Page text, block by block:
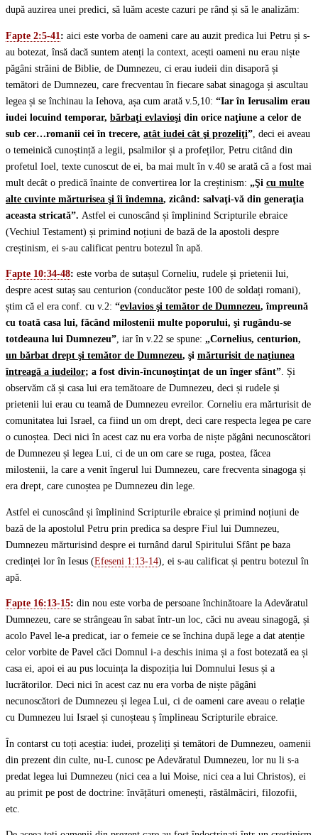
după auzirea unei predici, să luăm aceste cazuri pe rând și să le analizăm:
Fapte 2:5-41 : aici este vorba de oameni care au auzit predica lui Petru și s-
au botezat, însă dacă suntem atenți la context, acești oameni nu erau niște
păgâni străini de Biblie, de Dumnezeu, ci erau iudeii din disaporă și
temători de Dumnezeu, care frecventau în fiecare sabat sinagoga și ascultau
legea și se închinau la Iehova, așa cum arată v.5,10: “Iar în Ierusalim erau
iudei locuind temporar, bărbaţi evlavioşi din orice naţiune a celor de
sub cer…romanii cei în trecere, atât iudei cât şi prozeliţi” , deci ei aveau
o temeinică cunoștință a legii, psalmilor și a profeților, Petru citând din
profetul Ioel, texte cunoscut de ei, ba mai mult în v.40 se arată că a fost mai
mult decât o predică înainte de convertirea lor la creștinism: „Şi cu multe
alte cuvinte mărturisea şi îi îndemna, zicând: salvaţi-vă din generaţia
aceasta stricată”. Astfel ei cunoscând și împlinind Scripturile ebraice
(Vechiul Testament) și primind noțiuni de bază de la apostoli despre
creștinism, ei s-au calificat pentru botezul în apă.
Fapte 10:34-48: este vorba de sutașul Corneliu, rudele și prietenii lui,
despre acest sutaș sau centurion (conducător peste 100 de soldați romani),
știm că el era conf. cu v.2: “evlavios şi temător de Dumnezeu, împreună
cu toată casa lui, făcând milostenii multe poporului, şi rugându-se
totdeauna lui Dumnezeu”, iar în v.22 se spune: „Cornelius, centurion,
un bărbat drept şi temător de Dumnezeu, şi mărturisit de naţiunea
întreagă a iudeilor; a fost divin-încunoştinţat de un înger sfânt”. Și
observăm că și casa lui era temătoare de Dumnezeu, deci și rudele și
prietenii lui erau cu teamă de Dumnezeu evreilor. Corneliu era mărturisit de
comunitatea lui Israel, ca fiind un om drept, deci care respecta legea pe care
o cunoștea. Deci nici în acest caz nu era vorba de niște păgâni necunoscători
de Dumnezeu și legea Lui, ci de un om care se ruga, postea, făcea
milostenii, la care a venit îngerul lui Dumnezeu, care frecventa sinagoga și
era drept, care cunoștea pe Dumnezeu din lege.
Astfel ei cunoscând și împlinind Scripturile ebraice și primind noțiuni de
bază de la apostolul Petru prin predica sa despre Fiul lui Dumnezeu,
Dumnezeu mărturisind despre ei turnând darul Spiritului Sfânt pe baza
credinței lor în Iesus (Efeseni 1:13-14), ei s-au calificat și pentru botezul în
apă.
Fapte 16:13-15: din nou este vorba de persoane închinătoare la Adevăratul
Dumnezeu, care se strângeau în sabat într-un loc, căci nu aveau sinagogă, și
acolo Pavel le-a predicat, iar o femeie ce se închina după lege a dat atenție
celor vorbite de Pavel căci Domnul i-a deschis inima și a fost botezată ea și
casa ei, apoi ei au pus locuința la dispoziția lui Domnului Iesus și a
lucrătorilor. Deci nici în acest caz nu era vorba de niște păgâni
necunoscători de Dumnezeu și legea Lui, ci de oameni care aveau o relație
cu Dumnezeu lui Israel și cunoșteau ș împlineau Scripturile ebraice.
În contarst cu toți aceștia: iudei, prozeliți și temători de Dumnezeu, oamenii
din prezent din culte, nu-L cunosc pe Adevăratul Dumnezeu, lor nu li s-a
predat legea lui Dumnezeu (nici cea a lui Moise, nici cea a lui Christos), ei
au primit pe post de doctrine: învățături omenești, răstălmăciri, filozofii,
etc.